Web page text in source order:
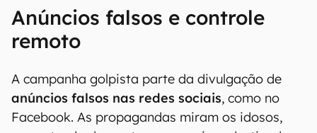
Anúncios falsos e controle
remoto
A campanha golpista parte da divulgação de
anúncios falsos nas redes sociais, como no
Facebook. As propagandas miram os idosos,